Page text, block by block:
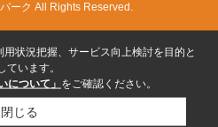
ーク All Rights Reserved.
状況把握、サービス向上検討を目的と
います。
について」 をご確認ください。
閉じる